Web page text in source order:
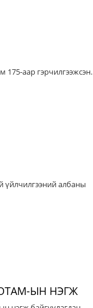
175-аар гэрчилгээжсэн.
үйлчилгээний албаны
ЫН НЭГЖ